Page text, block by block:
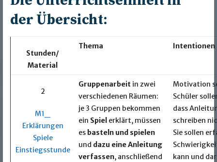
der Übersicht:
Stunden/
Material
Thema Intentionen
2
M1_
Erklärungen
Spiele
Einstiegsstunde
Gruppenarbeit in zwei
verschiedenen Räumen:
je 3 Gruppen bekommen
ein Spiel erklärt, müssen
es basteln und spielen
und dazu eine Anleitung
verfassen, anschließend
Motivation
Schüler
dass
schreiben
Sie sollen
kann und